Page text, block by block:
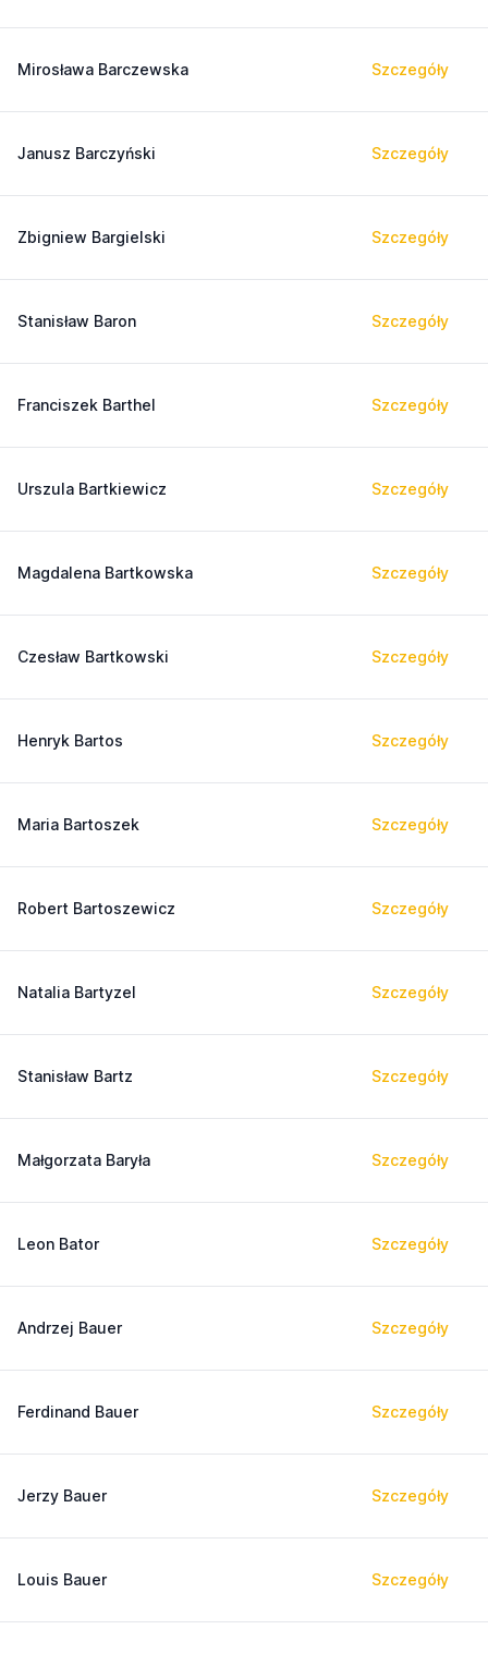
Mirosława Barczewska Szczegóły
Janusz Barczyński Szczegóły
Zbigniew Bargielski Szczegóły
Stanisław Baron Szczegóły
Franciszek Barthel Szczegóły
Urszula Bartkiewicz Szczegóły
Magdalena Bartkowska Szczegóły
Czesław Bartkowski Szczegóły
Henryk Bartos Szczegóły
Maria Bartoszek Szczegóły
Robert Bartoszewicz Szczegóły
Natalia Bartyzel Szczegóły
Stanisław Bartz Szczegóły
Małgorzata Baryła Szczegóły
Leon Bator Szczegóły
Andrzej Bauer Szczegóły
Ferdinand Bauer Szczegóły
Jerzy Bauer Szczegóły
Louis Bauer Szczegóły